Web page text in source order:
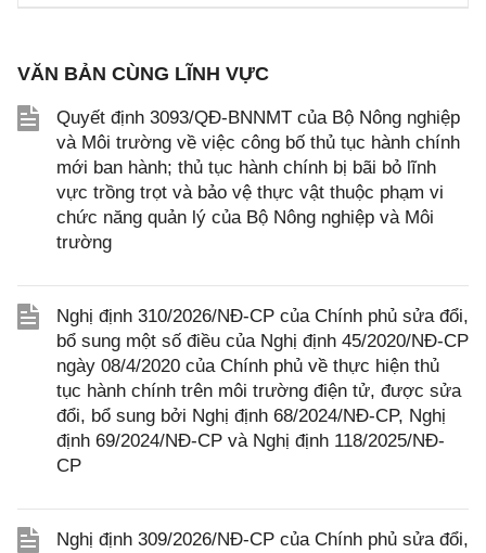
VĂN BẢN CÙNG LĨNH VỰC
Quyết định 3093/QĐ-BNNMT của Bộ Nông nghiệp
và Môi trường về việc công bố thủ tục hành chính
mới ban hành; thủ tục hành chính bị bãi bỏ lĩnh
vực trồng trọt và bảo vệ thực vật thuộc phạm vi
chức năng quản lý của Bộ Nông nghiệp và Môi
trường
Nghị định 310/2026/NĐ-CP của Chính phủ sửa đổi,
bổ sung một số điều của Nghị định 45/2020/NĐ-CP
ngày 08/4/2020 của Chính phủ về thực hiện thủ
tục hành chính trên môi trường điện tử, được sửa
đổi, bổ sung bởi Nghị định 68/2024/NĐ-CP, Nghị
định 69/2024/NĐ-CP và Nghị định 118/2025/NĐ-
CP
Nghị định 309/2026/NĐ-CP của Chính phủ sửa đổi,